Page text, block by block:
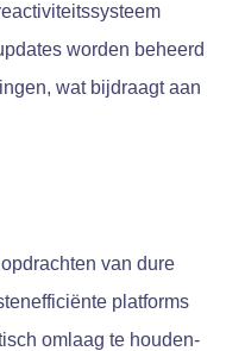
worden beheerd
wat bijdraagt aan
van dure
platforms
omlaag te houden-